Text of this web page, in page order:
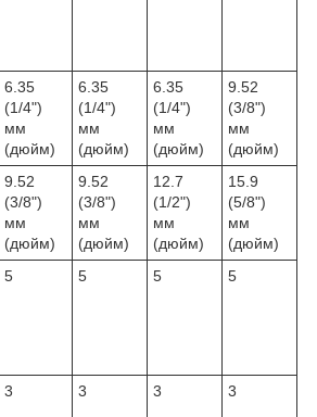
6.35
(1/4")
мм
(дюйм)
6.35
(1/4")
мм
(дюйм)
6.35
(1/4")
мм
(дюйм)
9.52
(3/8")
мм
(дюйм)
9.52
(3/8")
мм
(дюйм)
9.52
(3/8")
мм
(дюйм)
12.7
(1/2")
мм
(дюйм)
15.9
(5/8")
мм
(дюйм)
5 5 5 5
3 3 3 3